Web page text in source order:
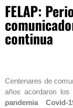
FELAP:
continua
Centenares de
años acordaron
pandemia